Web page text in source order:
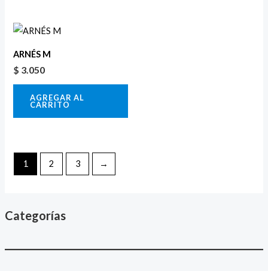
Categorías
ARNÉS M
$ 3.050
AGREGAR AL
CARRITO
1 2 3 →